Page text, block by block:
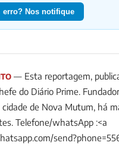
erro? Nos notifique
— Esta reportagem,
do Diário Prime.
cidade de Nova Mutum, há
Telefone/whatsApp :<a